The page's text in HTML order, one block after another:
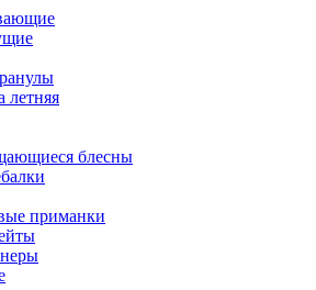
летняя
блесны
приманки